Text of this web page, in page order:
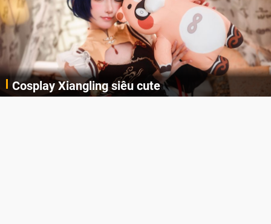
Lala Croft vừa nóng vừa xinh dưới nét vẽ của
AI